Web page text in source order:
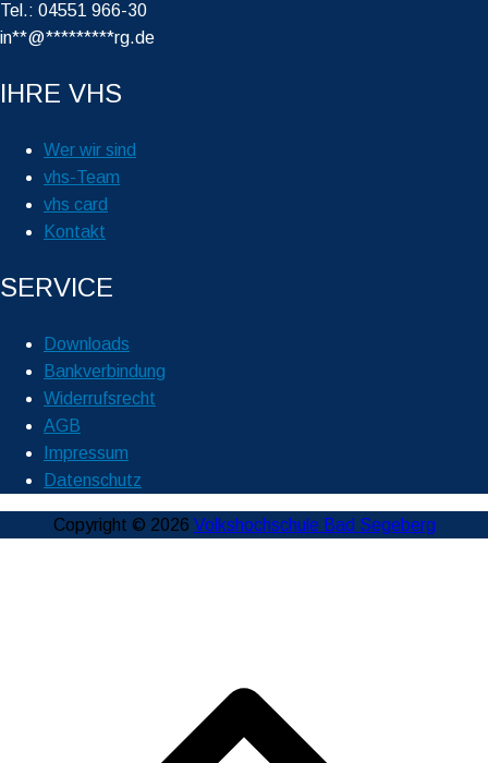
Tel.: 04551 966-30
in**@*********rg.de
IHRE VHS
Wer wir sind
vhs-Team
vhs card
Kontakt
SERVICE
Downloads
Bankverbindung
Widerrufsrecht
AGB
Impressum
Datenschutz
Copyright © 2026 Volkshochschule Bad Segeberg